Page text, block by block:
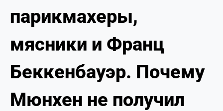
НОВОСТИ
ДОКУМЕНТЫ
ПЕРСОНАЛИИ
МЕДИА
парикмахеры,
мясники и Франц
Беккенбауэр. Почему
Мюнхен не получил